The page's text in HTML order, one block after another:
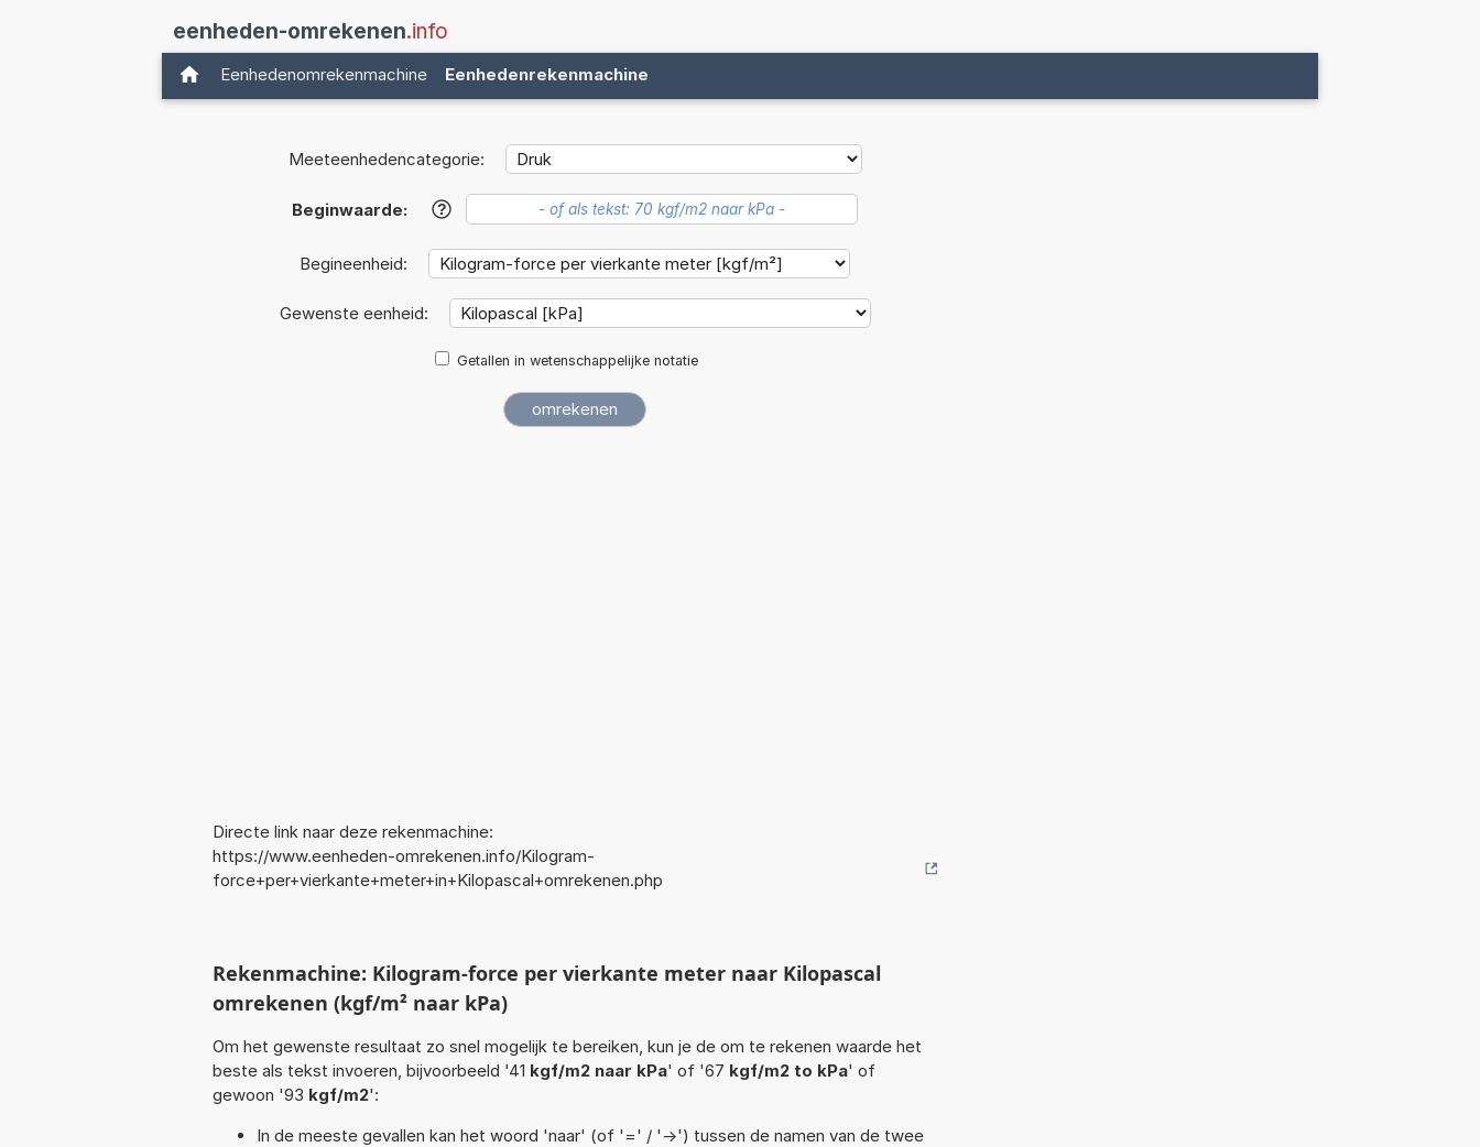
eenheden-omrekenen.info
Eenhedenomrekenmachine Eenhedenrekenmachine
Meeteenhedencategorie:
Beginwaarde: ?
Begineenheid:
Gewenste eenheid:
Getallen in wetenschappelijke notatie
Directe link naar deze rekenmachine:
https://www.eenheden-omrekenen.info/Kilogram-
force+per+vierkante+meter+in+Kilopascal+omrekenen.php
Rekenmachine: Kilogram-force per vierkante meter naar Kilopascal
omrekenen (kgf/m² naar kPa)
Om het gewenste resultaat zo snel mogelijk te bereiken, kun je de om te rekenen waarde het
beste als tekst invoeren, bijvoorbeeld '41 kgf/m2 naar kPa' of '67 kgf/m2 to kPa' of
gewoon '93 kgf/m2':
In de meeste gevallen kan het woord 'naar' (of '=' / '->') tussen de namen van de twee